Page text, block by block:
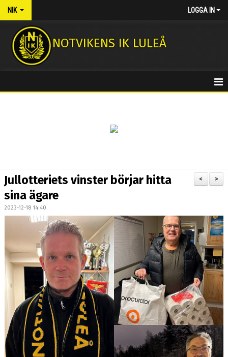
NIK LOGGA IN
NOTVIKENS IK LULEÅ
NOTASSHOPEN
STÄLLPLATSER
BILDGALLERI
OM KLUBBEN
KALENDER
DOKUMENT
LÄNKAR
>
<
Jullotteriets vinster börjar hitta
sina ägare
2023-12-18 14:40